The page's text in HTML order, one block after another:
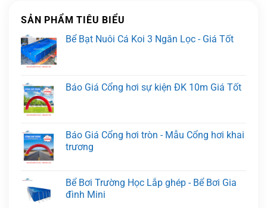
SẢN PHẨM TIÊU BIỂU
Bể Bạt Nuôi Cá Koi 3 Ngăn Lọc - Giá Tốt
Báo Giá Cổng hơi sự kiện ĐK 10m Giá Tốt
Báo Giá Cổng hơi tròn - Mẫu Cổng hơi khai
trương
Bể Bơi Trường Học Lắp ghép - Bể Bơi Gia
đình Mini